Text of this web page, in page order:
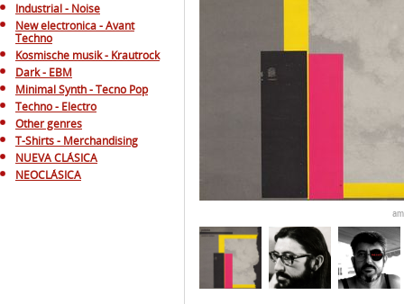
Industrial - Noise
New electronica - Avant
Techno
Kosmische musik - Krautrock
Dark - EBM
Minimal Synth - Tecno Pop
Techno - Electro
Other genres
T-Shirts - Merchandising
NUEVA CLÁSICA
NEOCLÁSICA